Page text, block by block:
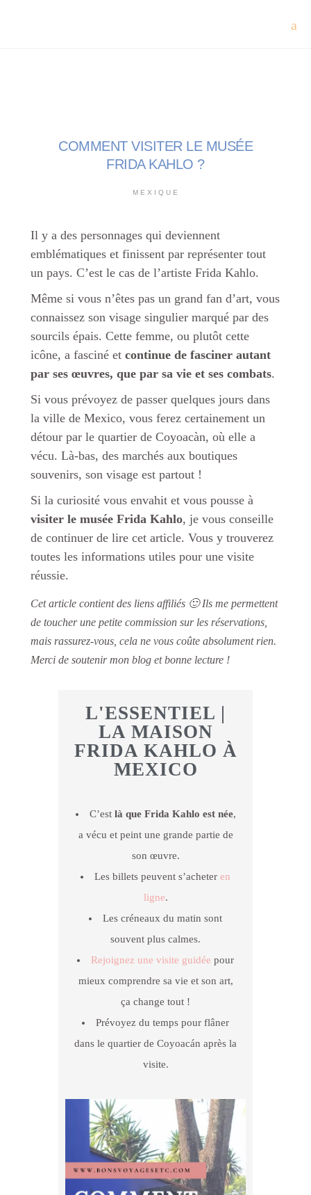
COMMENT VISITER LE MUSÉE
FRIDA KAHLO ?
MEXIQUE
Il y a des personnages qui deviennent
emblématiques et finissent par représenter tout
un pays. C’est le cas de l’artiste Frida Kahlo.
Même si vous n’êtes pas un grand fan d’art, vous
connaissez son visage singulier marqué par des
sourcils épais. Cette femme, ou plutôt cette
icône, a fasciné et continue de fasciner autant
par ses œuvres, que par sa vie et ses combats.
Si vous prévoyez de passer quelques jours dans
la ville de Mexico, vous ferez certainement un
détour par le quartier de Coyoacàn, où elle a
vécu. Là-bas, des marchés aux boutiques
souvenirs, son visage est partout !
Si la curiosité vous envahit et vous pousse à
visiter le musée Frida Kahlo, je vous conseille
de continuer de lire cet article. Vous y trouverez
toutes les informations utiles pour une visite
réussie.
Cet article contient des liens affiliés 🙂 Ils me permettent
de toucher une petite commission sur les réservations,
mais rassurez-vous, cela ne vous coûte absolument rien.
Merci de soutenir mon blog et bonne lecture !
L'ESSENTIEL |
LA MAISON
FRIDA KAHLO À
MEXICO
C’est là que Frida Kahlo est née,
a vécu et peint une grande partie de
son œuvre.
Les billets peuvent s’acheter en
ligne.
Les créneaux du matin sont
souvent plus calmes.
Rejoignez une visite guidée pour
mieux comprendre sa vie et son art,
ça change tout !
Prévoyez du temps pour flâner
dans le quartier de Coyoacán après la
visite.